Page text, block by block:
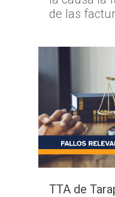
de las
TTA de